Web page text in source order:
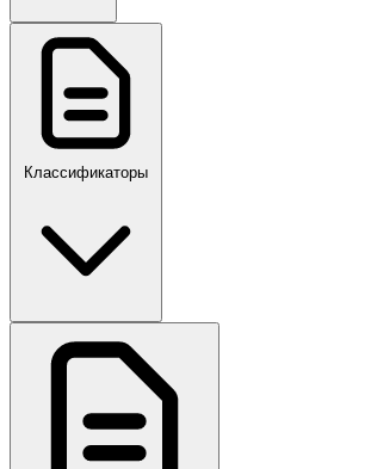
ГОСТ, ГОСТ Р, ПНСТ
ПР,Р,ПМГ,РМГ
Классификаторы